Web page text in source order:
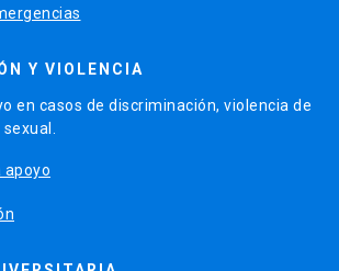
Y VIOLENCIA
en casos de discriminación, violencia de
apoyo